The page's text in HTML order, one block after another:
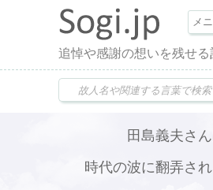
追悼や感謝の想いを残せる
田島義夫さ
時代の波に翻弄さ